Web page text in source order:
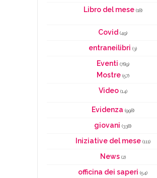
Libro del mese(18)
Covid (49)
entraneilibri (3)
Eventi (789)
Mostre(57)
Video(14)
Evidenza (998)
giovani (338)
Iniziative del mese(111)
News(2)
officina dei saperi (54)